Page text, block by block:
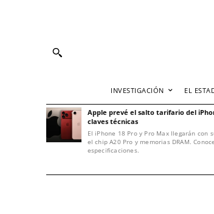
INVESTIGACIÓN EL
Apple prevé el salto tarifario del
claves técnicas
El iPhone 18 Pro y Pro Max llegarán con
el chip A20 Pro y memorias DRAM.
especificaciones.